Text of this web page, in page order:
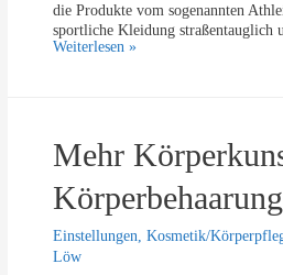
i
g
e
a
o
r
–
v
e
I
n
die Produkte vom sogenannten
sportliche Kleidung straßentauglich
K
r
a
t
i
n
f
Weiterlesen »
Mehr
Körperbehaarung
Einstellungen,Kosmetik/
Löw